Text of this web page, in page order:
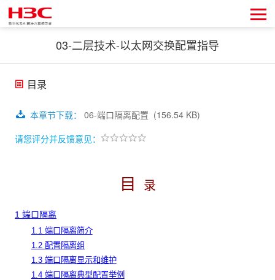
03-二层技术-以太网交换配置指导
目录
本章节下载： 06-端口隔离配置 (156.54 KB)
请您评分并反馈意见：
目 录
1 端口隔离
1.1 端口隔离简介
1.2 配置隔离组
1.3 端口隔离显示和维护
1.4 端口隔离典型配置举例